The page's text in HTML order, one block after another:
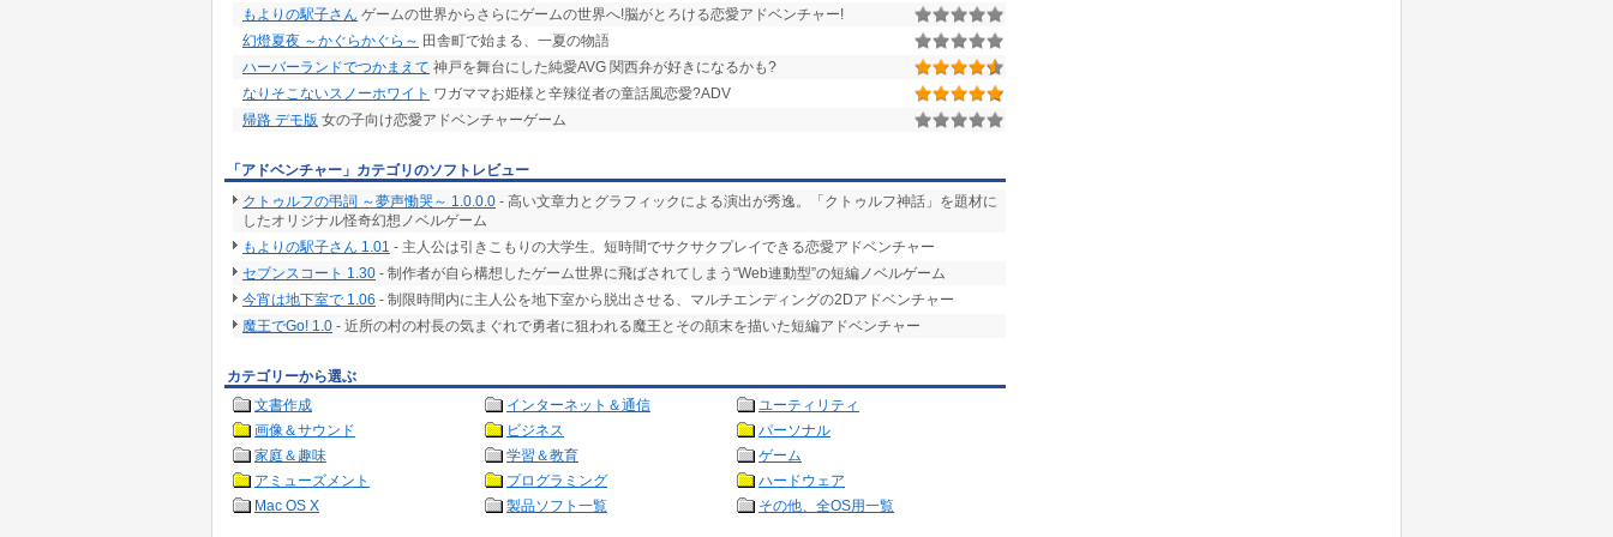
もよりの駅子さん ゲームの世界からさらにゲームの世界へ!脳がとろける恋愛アドベンチャー!
幻燈夏夜 ～かぐらかぐら～ 田舎町で始まる、一夏の物語
ハーバーランドでつかまえて 神戸を舞台にした純愛AVG 関西弁が好きになるかも?
なりそこないスノーホワイト ワガママお姫様と辛辣従者の童話風恋愛?ADV
帰路 デモ版 女の子向け恋愛アドベンチャーゲーム
「アドベンチャー」カテゴリのソフトレビュー
クトゥルフの弔詞 ～夢声慟哭～ 1.0.0.0 - 高い文章力とグラフィックによる演出が秀逸。「クトゥルフ神話」を題材に
したオリジナル怪奇幻想ノベルゲーム
もよりの駅子さん 1.01 - 主人公は引きこもりの大学生。短時間でサクサクプレイできる恋愛アドベンチャー
セブンスコート 1.30 - 制作者が自ら構想したゲーム世界に飛ばされてしまう“Web連動型”の短編ノベルゲーム
今宵は地下室で 1.06 - 制限時間内に主人公を地下室から脱出させる、マルチエンディングの2Dアドベンチャー
魔王でGo! 1.0 - 近所の村の村長の気まぐれで勇者に狙われる魔王とその顛末を描いた短編アドベンチャー
カテゴリーから選ぶ
文書作成
インターネット＆通信
ユーティリティ
画像＆サウンド
ビジネス
パーソナル
家庭＆趣味
学習＆教育
ゲーム
アミューズメント
プログラミング
ハードウェア
Mac OS X
製品ソフト一覧 その他、全OS用一覧